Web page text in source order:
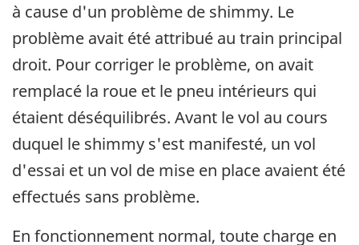
à cause d'un problème de shimmy. Le
problème avait été attribué au train principal
droit. Pour corriger le problème, on avait
remplacé la roue et le pneu intérieurs qui
étaient déséquilibrés. Avant le vol au cours
duquel le shimmy s'est manifesté, un vol
d'essai et un vol de mise en place avaient été
effectués sans problème.
En fonctionnement normal, toute charge en